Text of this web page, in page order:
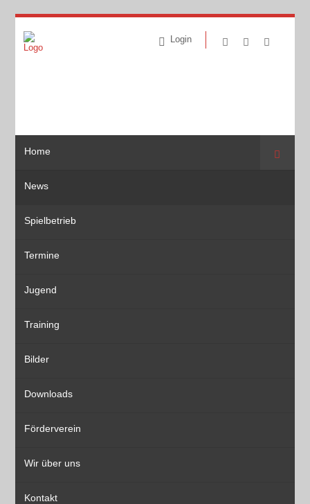
Login
Home
News
Spielbetrieb
Termine
Jugend
Training
Bilder
Downloads
Förderverein
Wir über uns
Kontakt
Suche